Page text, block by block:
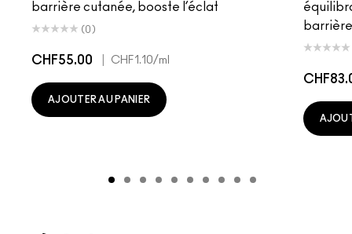
barrière cutanée, booste l’éclat
(0)
CHF55.00 CHF1.10/ml
AJOUTER AU PANIER